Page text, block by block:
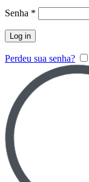
Senha *
Log in
Perdeu sua senha?